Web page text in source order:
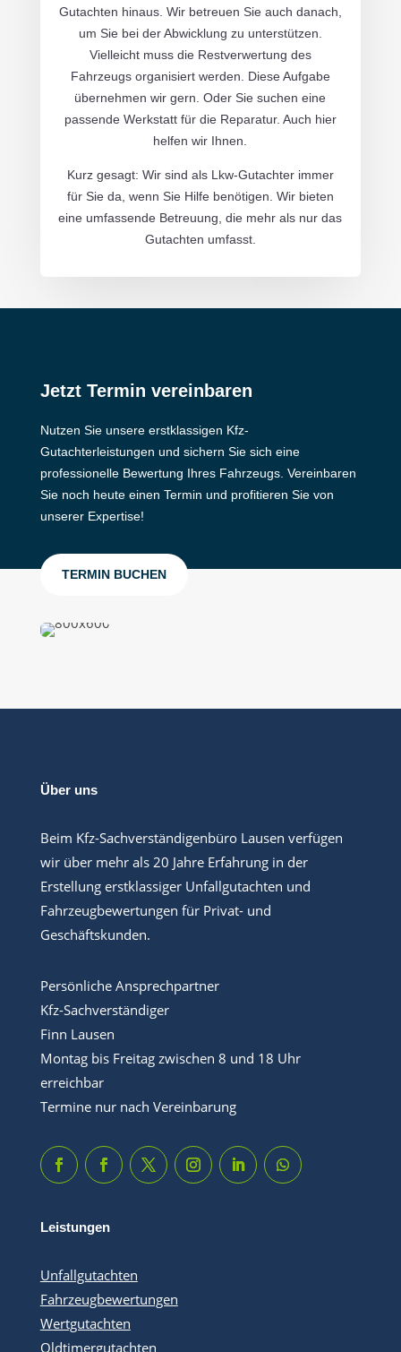
Gutachten hinaus. Wir betreuen Sie auch danach,
um Sie bei der Abwicklung zu unterstützen.
Vielleicht muss die Restverwertung des
Fahrzeugs organisiert werden. Diese Aufgabe
übernehmen wir gern. Oder Sie suchen eine
passende Werkstatt für die Reparatur. Auch hier
helfen wir Ihnen.
Kurz gesagt: Wir sind als Lkw-Gutachter immer
für Sie da, wenn Sie Hilfe benötigen. Wir bieten
eine umfassende Betreuung, die mehr als nur das
Gutachten umfasst.
Jetzt Termin vereinbaren
Nutzen Sie unsere erstklassigen Kfz-
Gutachterleistungen und sichern Sie sich eine
professionelle Bewertung Ihres Fahrzeugs. Vereinbaren
Sie noch heute einen Termin und profitieren Sie von
unserer Expertise!
TERMIN BUCHEN
Über uns
Beim Kfz-Sachverständigenbüro Lausen verfügen
wir über mehr als 20 Jahre Erfahrung in der
Erstellung erstklassiger Unfallgutachten und
Fahrzeugbewertungen für Privat- und
Geschäftskunden.
Persönliche Ansprechpartner
Kfz-Sachverständiger
Finn Lausen
Montag bis Freitag zwischen 8 und 18 Uhr
erreichbar
Termine nur nach Vereinbarung
Leistungen
Unfallgutachten
Fahrzeugbewertungen
Wertgutachten
Oldtimergutachten